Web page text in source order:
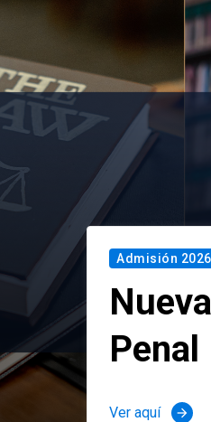
Admisión 2026
Penal
Ver aquí arrow_forward